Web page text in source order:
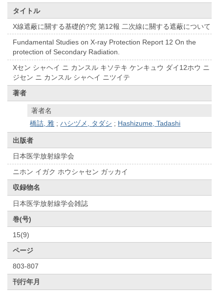
タイトル
X線遮蔽に關する基礎的?究 第12報 二次線に關する遮蔽について
Fundamental Studies on X-ray Protection Report 12 On the
protection of Secondary Radiation.
Xセン シャヘイ ニ カンスル キソテキ ケンキュウ ダイ12ホウ ニ
ジセン ニ カンスル シャヘイ ニツイテ
著者
著者名
橋詰, 雅 ;ハシヅメ, タダシ ; Hashizume, Tadashi
出版者
日本医学放射線学会
ニホン イガク ホウシャセン ガッカイ
収録物名
日本医学放射線学会雑誌
巻(号)
15(9)
ページ
803-807
刊行年月